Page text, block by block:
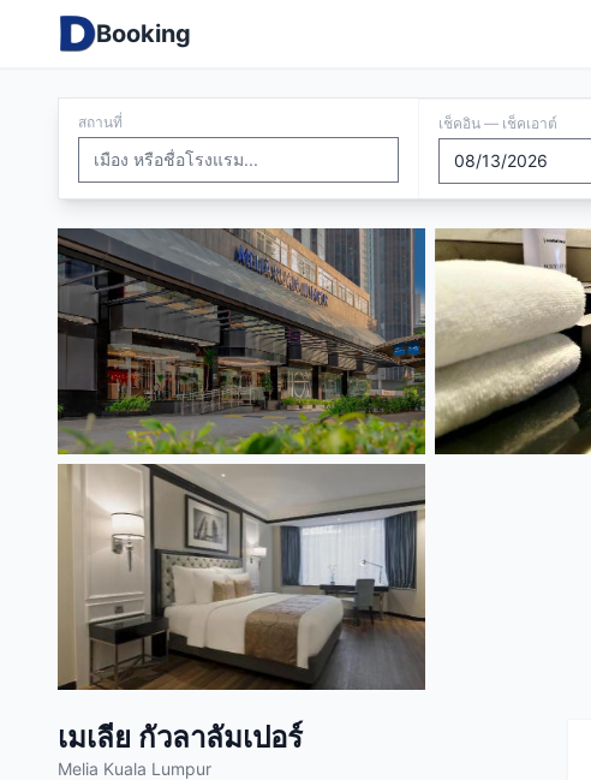
Booking
สถานที่ เช็คอิน — เช็คเอาต์
เมเลีย กัวลาลัมเปอร์
Melia Kuala Lumpur